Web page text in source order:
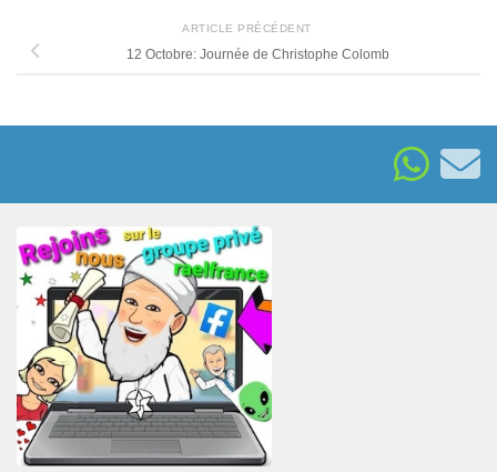
ARTICLE PRÉCÉDENT
12 Octobre: Journée de Christophe Colomb